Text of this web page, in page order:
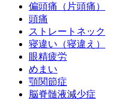
偏頭痛（片頭痛）
頭痛
ストレートネック
寝違い（寝違え）
眼精疲労
めまい
顎関節症
脳脊髄液減少症